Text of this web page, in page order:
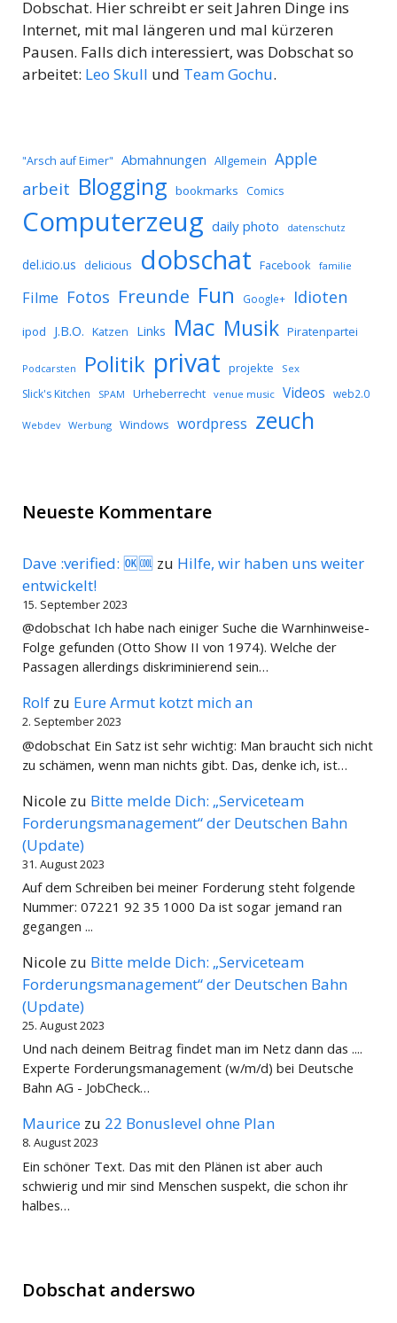
Dobschat. Hier schreibt er seit Jahren Dinge ins
Internet, mit mal längeren und mal kürzeren
Pausen. Falls dich interessiert, was Dobschat so
arbeitet: Leo Skull und Team Gochu.
"Arsch auf Eimer" Abmahnungen Allgemein Apple
arbeit Blogging bookmarks Comics
Computerzeug daily photo datenschutz
del.icio.us delicious dobschat Facebook familie
Filme Fotos Freunde Fun Google+ Idioten
ipod J.B.O. Katzen Links Mac Musik Piratenpartei
Podcarsten Politik privat projekte Sex
Slick's Kitchen SPAM Urheberrecht venue music Videos web2.0
Webdev Werbung Windows wordpress zeuch
Neueste Kommentare
Dave :verified: 🆗🆒 zu Hilfe, wir haben uns weiter
entwickelt!
15. September 2023
@dobschat Ich habe nach einiger Suche die Warnhinweise-
Folge gefunden (Otto Show II von 1974). Welche der
Passagen allerdings diskriminierend sein…
Rolf zu Eure Armut kotzt mich an
2. September 2023
@dobschat Ein Satz ist sehr wichtig: Man braucht sich nicht
zu schämen, wenn man nichts gibt. Das, denke ich, ist…
Nicole zu Bitte melde Dich: „Serviceteam
Forderungsmanagement“ der Deutschen Bahn
(Update)
31. August 2023
Auf dem Schreiben bei meiner Forderung steht folgende
Nummer: 07221 92 35 1000 Da ist sogar jemand ran
gegangen ...
Nicole zu Bitte melde Dich: „Serviceteam
Forderungsmanagement“ der Deutschen Bahn
(Update)
25. August 2023
Und nach deinem Beitrag findet man im Netz dann das ....
Experte Forderungsmanagement (w/m/d) bei Deutsche
Bahn AG - JobCheck…
Maurice zu 22 Bonuslevel ohne Plan
8. August 2023
Ein schöner Text. Das mit den Plänen ist aber auch
schwierig und mir sind Menschen suspekt, die schon ihr
halbes…
Dobschat anderswo